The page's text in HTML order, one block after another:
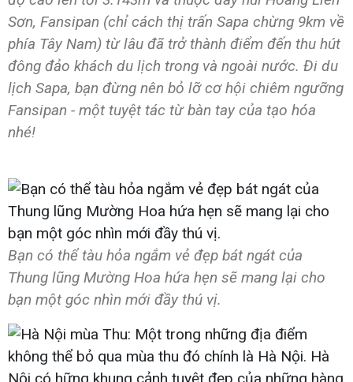
Sơn, Fansipan (chỉ cách thị trấn Sapa chừng 9km về
phía Tây Nam) từ lâu đã trở thành điểm đến thu hút
đông đảo khách du lịch trong và ngoài nước. Đi du
lịch Sapa, bạn đừng nên bỏ lỡ cơ hội chiêm ngưỡng
Fansipan - một tuyệt tác từ bàn tay của tạo hóa
nhé!
Bạn có thể tàu hỏa ngắm vẻ đẹp bát ngát của
Thung lũng Mường Hoa hứa hẹn sẽ mang lại cho
bạn một góc nhìn mới đầy thú vị.